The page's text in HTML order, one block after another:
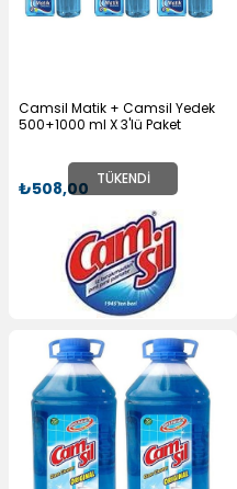
TÜKENDI
Camsil Matik + Camsil Yedek
500+1000 ml X 3'lü Paket
₺508,00